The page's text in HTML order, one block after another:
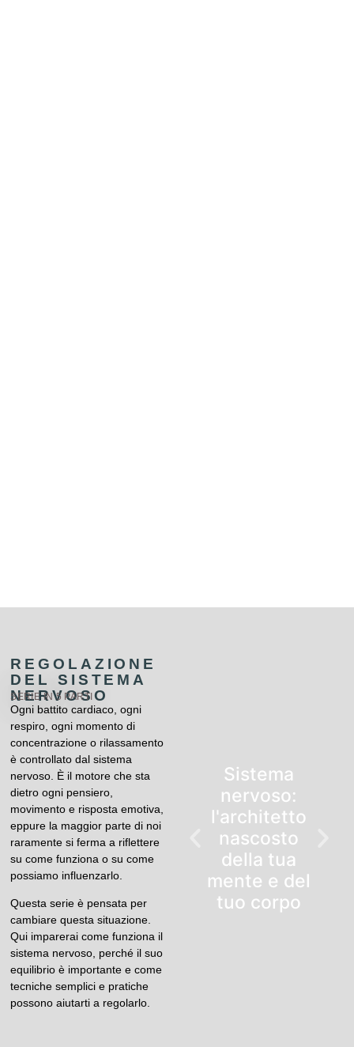
REGOLAZIONE
DEL SISTEMA
NERVOSO
SERIE IN 5 PARTI
Ogni battito cardiaco, ogni
respiro, ogni momento di
concentrazione o rilassamento
è controllato dal sistema
nervoso. È il motore che sta
dietro ogni pensiero,
movimento e risposta emotiva,
eppure la maggior parte di noi
raramente si ferma a riflettere
su come funziona o su come
possiamo influenzarlo.
Questa serie è pensata per
cambiare questa situazione.
Qui imparerai come funziona il
sistema nervoso, perché il suo
equilibrio è importante e come
tecniche semplici e pratiche
possono aiutarti a regolarlo.
Sistema
nervoso:
l'architetto
nascosto
della tua
mente e del
tuo corpo